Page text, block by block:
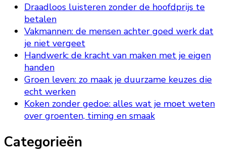
Draadloos luisteren zonder de hoofdprijs te
betalen
Vakmannen: de mensen achter goed werk dat
je niet vergeet
Handwerk: de kracht van maken met je eigen
handen
Groen leven: zo maak je duurzame keuzes die
echt werken
Koken zonder gedoe: alles wat je moet weten
over groenten, timing en smaak
Categorieën